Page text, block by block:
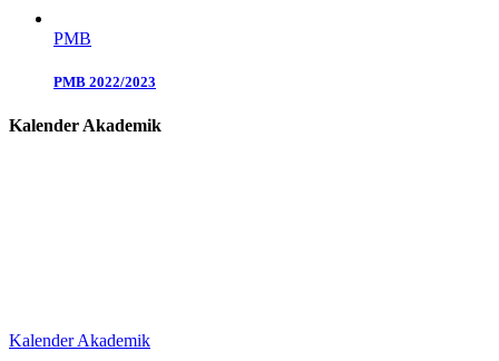
PMB
PMB 2022/2023
Kalender Akademik
Kalender Akademik